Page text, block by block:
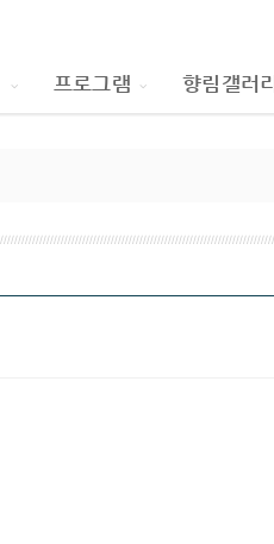
프로그램 향림갤러리